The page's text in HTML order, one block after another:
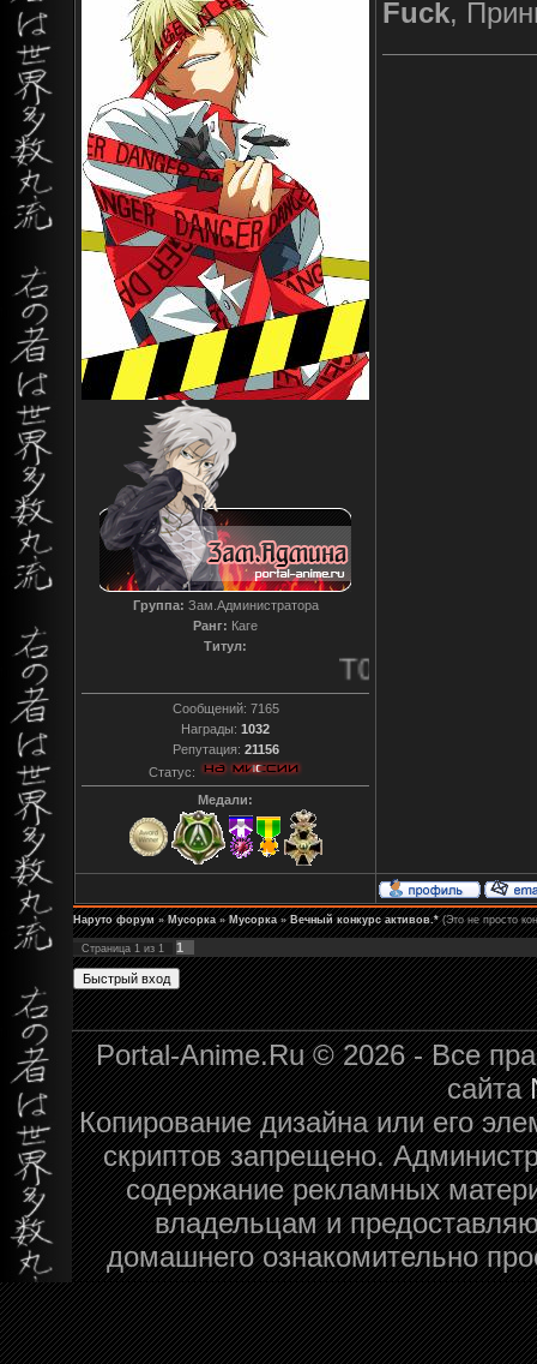
Группа: Зам.Администратора
Ранг: Каге
Титул:
T0reador xD
Сообщений: 7165
Награды: 1032
Репутация: 21156
Статус:
Медали:
Fuck,
Наруто форум » Мусорка » Мусорка » Вечный конкурс активов.* (Это не просто
Страница 1 из 1 1
Portal-Anime.Ru © 2026 - Все
сайта
Копирование дизайна или его
скриптов запрещено.
содержание рекламных
владельцам и
домашнего ознакомительно